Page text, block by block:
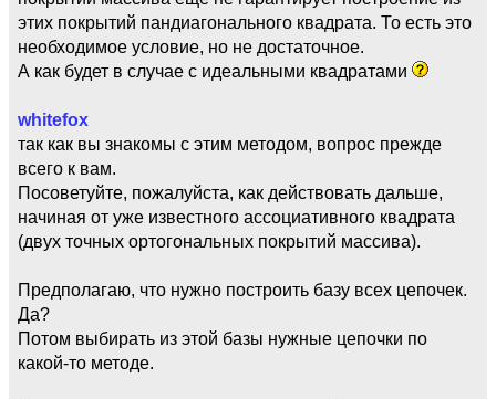
этих покрытий пандиагонального квадрата. То есть это
необходимое условие, но не достаточное.
А как будет в случае с идеальными квадратами
whitefox
так как вы знакомы с этим методом, вопрос прежде
всего к вам.
Посоветуйте, пожалуйста, как действовать дальше,
начиная от уже известного ассоциативного квадрата
(двух точных ортогональных покрытий массива).
Предполагаю, что нужно построить базу всех цепочек.
Да?
Потом выбирать из этой базы нужные цепочки по
какой-то методе.